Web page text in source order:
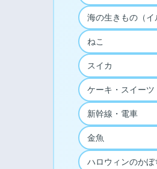
海の生きもの（イ
ねこ
スイカ
ケーキ・スイーツ
新幹線・電車
金魚
ハロウィンのかぼ